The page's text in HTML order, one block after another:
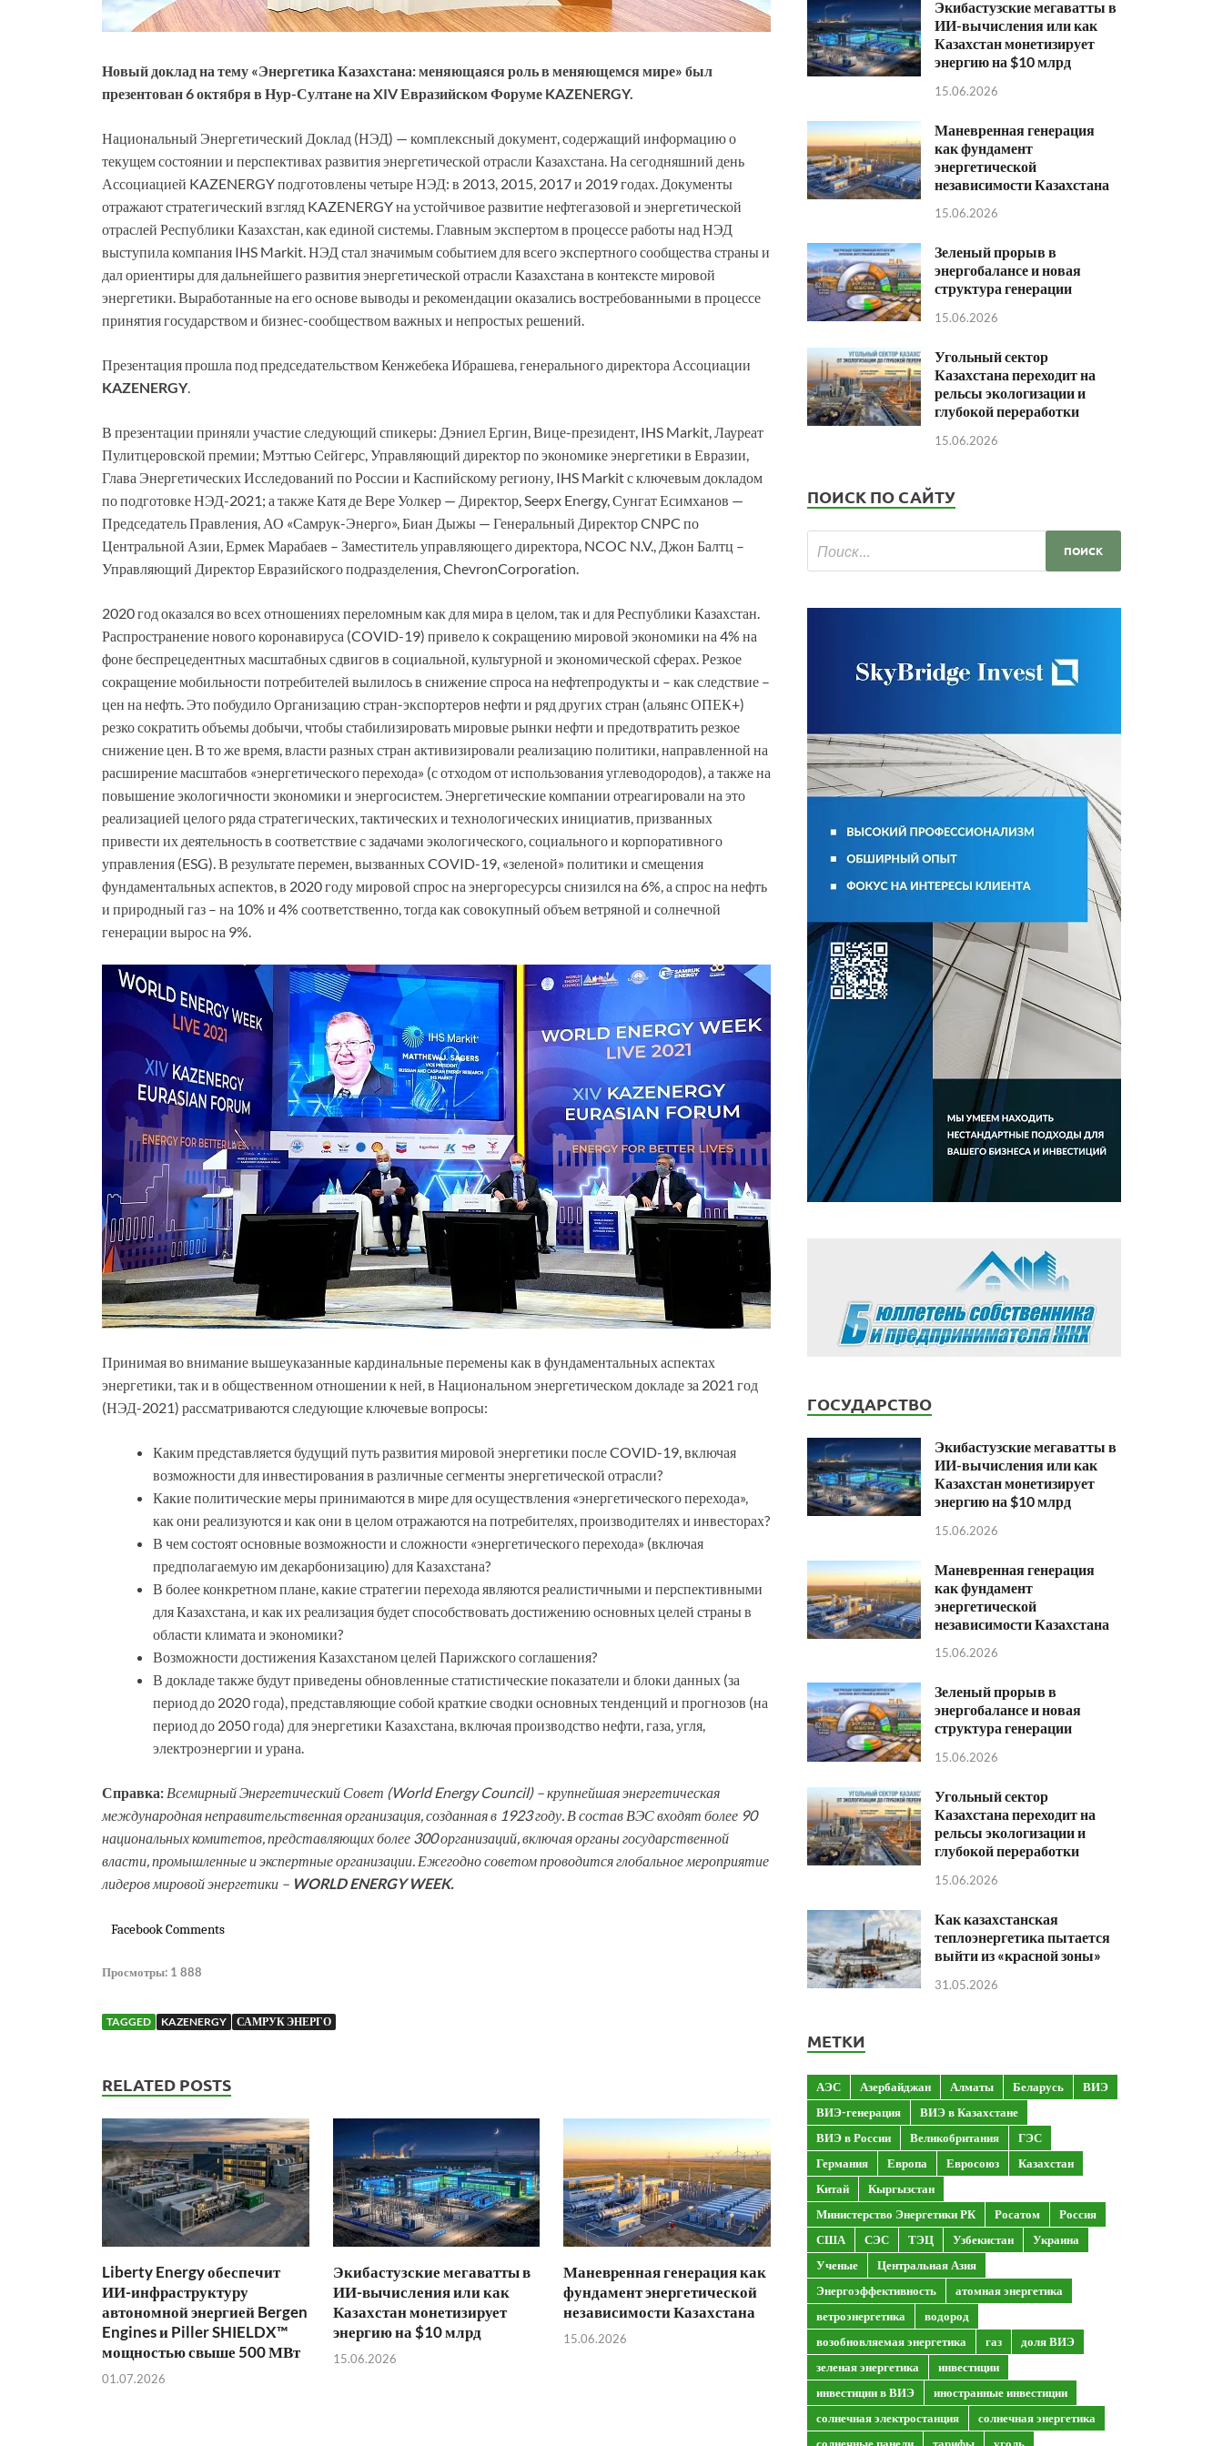
Новый доклад на тему «Энергетика Казахстана: меняющаяся роль в меняющемся мире» был
презентован 6 октября в Нур-Султане на XIVЕвразийском Форуме KAZENERGY.
Национальный Энергетический Доклад (НЭД) — комплексный документ, содержащий информацию о
текущем состоянии и перспективах развития энергетической отрасли Казахстана. На сегодняшний день
Ассоциацией KAZENERGY подготовлены четыре НЭД: в 2013, 2015, 2017 и 2019 годах. Документы
отражают стратегический взгляд KAZENERGY на устойчивое развитие нефтегазовой и энергетической
отраслей Республики Казахстан, как единой системы. Главным экспертом в процессе работы над НЭД
выступила компания IHS Markit. НЭД стал значимым событием для всего экспертного сообщества страны и
дал ориентиры для дальнейшего развития энергетической отрасли Казахстана в контексте мировой
энергетики. Выработанные на его основе выводы и рекомендации оказались востребованными в процессе
принятия государством и бизнес-сообществом важных и непростых решений.
Презентация прошла под председательством Кенжебека Ибрашева, генерального директора Ассоциации
KAZENERGY.
В презентации приняли участие следующий спикеры: Дэниел Ергин, Вице-президент, IHS Markit, Лауреат
Пулитцеровской премии; Мэттью Сейгерс, Управляющий директор по экономике энергетики в Евразии,
Глава Энергетических Исследований по России и Каспийскому региону, IHS Markit с ключевым докладом
по подготовке НЭД-2021; а также Катя де Вере Уолкер — Директор, Seepx Energy, Сунгат Есимханов —
Председатель Правления, АО «Самрук-Энерго», Биан Дыжы — Генеральный Директор CNPC по
Центральной Азии, Ермек Марабаев – Заместитель управляющего директора, NCOC N.V., Джон Балтц –
Управляющий Директор Евразийского подразделения, ChevronCorporation.
2020 год оказался во всех отношениях переломным как для мира в целом, так и для Республики Казахстан.
Распространение нового коронавируса (COVID-19) привело к сокращению мировой экономики на 4% на
фоне беспрецедентных масштабных сдвигов в социальной, культурной и экономической сферах. Резкое
сокращение мобильности потребителей вылилось в снижение спроса на нефтепродукты и – как следствие –
цен на нефть. Это побудило Организацию стран-экспортеров нефти и ряд других стран (альянс ОПЕК+)
резко сократить объемы добычи, чтобы стабилизировать мировые рынки нефти и предотвратить резкое
снижение цен. В то же время, власти разных стран активизировали реализацию политики, направленной на
расширение масштабов «энергетического перехода» (с отходом от использования углеводородов), а также на
повышение экологичности экономики и энергосистем. Энергетические компании отреагировали на это
реализацией целого ряда стратегических, тактических и технологических инициатив, призванных
привести их деятельность в соответствие с задачами экологического, социального и корпоративного
управления (ESG). В результате перемен, вызванных COVID-19, «зеленой» политики и смещения
фундаментальных аспектов, в 2020 году мировой спрос на энергоресурсы снизился на 6%, а спрос на нефть
и природный газ – на 10% и 4% соответственно, тогда как совокупный объем ветряной и солнечной
генерации вырос на 9%.
Принимая во внимание вышеуказанные кардинальные перемены как в фундаментальных аспектах
энергетики, так и в общественном отношении к ней, в Национальном энергетическом докладе за 2021 год
(НЭД-2021) рассматриваются следующие ключевые вопросы:
Каким представляется будущий путь развития мировой энергетики после COVID-19, включая
возможности для инвестирования в различные сегменты энергетической отрасли?
Какие политические меры принимаются в мире для осуществления «энергетического перехода»,
как они реализуются и как они в целом отражаются на потребителях, производителях и инвесторах?
В чем состоят основные возможности и сложности «энергетического перехода» (включая
предполагаемую им декарбонизацию) для Казахстана?
В более конкретном плане, какие стратегии перехода являются реалистичными и перспективными
для Казахстана, и как их реализация будет способствовать достижению основных целей страны в
области климата и экономики?
Возможности достижения Казахстаном целей Парижского соглашения?
В докладе также будут приведены обновленные статистические показатели и блоки данных (за
период до 2020 года), представляющие собой краткие сводки основных тенденций и прогнозов (на
период до 2050 года) для энергетики Казахстана, включая производство нефти, газа, угля,
электроэнергии и урана.
Справка: Всемирный Энергетический Совет (World Energy Council) – крупнейшая энергетическая
международная неправительственная организация, созданная в 1923 году. В состав ВЭС входят более 90
национальных комитетов, представляющих более 300 организаций, включая органы государственной
власти, промышленные и экспертные организации. Ежегодно советом проводится глобальное мероприятие
лидеров мировой энергетики – WORLD ENERGY WEEK.
Facebook Comments
Просмотры: 1 888
TAGGED KAZENERGY САМРУК ЭНЕРГО
RELATED POSTS
Liberty Energy обеспечит
ИИ-инфраструктуру
автономной энергией Bergen
Engines и Piller SHIELDX™
мощностью свыше 500 МВт
01.07.2026
Экибастузские мегаватты в
ИИ-вычисления или как
Казахстан монетизирует
энергию на $10 млрд
15.06.2026
Маневренная генерация как
фундамент энергетической
независимости Казахстана
15.06.2026
Экибастузские мегаватты в
ИИ-вычисления или как
Казахстан монетизирует
энергию на $10 млрд
15.06.2026
Маневренная генерация
как фундамент
энергетической
независимости Казахстана
15.06.2026
Зеленый прорыв в
энергобалансе и новая
структура генерации
15.06.2026
Угольный сектор
Казахстана переходит на
рельсы экологизации и
глубокой переработки
15.06.2026
ПОИСК ПО САЙТУ
ГОСУДАРСТВО
Экибастузские мегаватты в
ИИ-вычисления или как
Казахстан монетизирует
энергию на $10 млрд
15.06.2026
Маневренная генерация
как фундамент
энергетической
независимости Казахстана
15.06.2026
Зеленый прорыв в
энергобалансе и новая
структура генерации
15.06.2026
Угольный сектор
Казахстана переходит на
рельсы экологизации и
глубокой переработки
15.06.2026
Как казахстанская
теплоэнергетика пытается
выйти из «красной зоны»
31.05.2026
МЕТКИ
АЭС Азербайджан Алматы Беларусь
ВИЭ
ВИЭ-генерация
ВИЭ в Казахстане
ВИЭ в России
Великобритания
ГЭС
Германия
Европа Евросоюз
Казахстан
Китай
Кыргызстан
Министерство Энергетики РК
Росатом
Россия
США
СЭС ТЭЦ Узбекистан
Украина
Ученые
Центральная Азия
Энергоэффективность
атомная энергетика
ветроэнергетика
водород
возобновляемая энергетика
газ
доля ВИЭ
зеленая энергетика
инвестиции
инвестиции в ВИЭ
иностранные инвестиции
солнечная электростанция
солнечная энергетика
солнечные панели
тарифы уголь